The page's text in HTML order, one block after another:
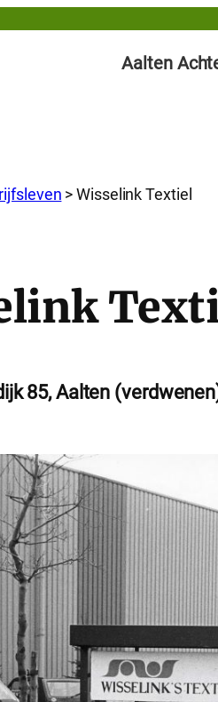
Aalten
>Wisselink Textiel
85, Aalten